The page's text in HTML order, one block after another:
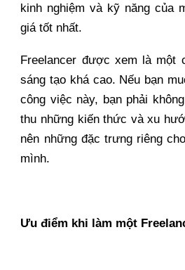
kinh nghiệm và kỹ năng của
giá tốt nhất.
Freelancer được xem là một
sáng tạo khá cao. Nếu bạn
công việc này, bạn phải
thu những kiến thức và xu
nên những đặc trưng riêng
mình.
Ưu điểm khi làm một